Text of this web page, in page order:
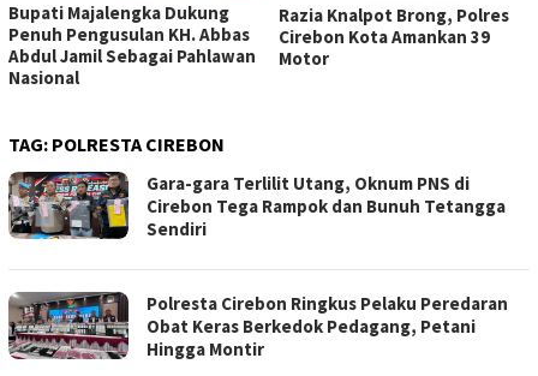
Bupati Majalengka Dukung
Penuh Pengusulan KH. Abbas
Abdul Jamil Sebagai Pahlawan
Nasional
Razia Knalpot Brong, Polres
Cirebon Kota Amankan 39
Motor
TAG: POLRESTA CIREBON
Gara-gara Terlilit Utang, Oknum PNS di
Cirebon Tega Rampok dan Bunuh Tetangga
Sendiri
Polresta Cirebon Ringkus Pelaku Peredaran
Obat Keras Berkedok Pedagang, Petani
Hingga Montir